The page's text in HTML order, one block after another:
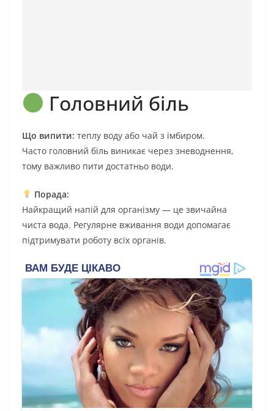
Головний біль
Що випити: теплу воду або чай з імбиром.
Часто головний біль виникає через зневоднення,
тому важливо пити достатньо води.
Порада:
Найкращий напій для організму — це звичайна
чиста вода. Регулярне вживання води допомагає
підтримувати роботу всіх органів.